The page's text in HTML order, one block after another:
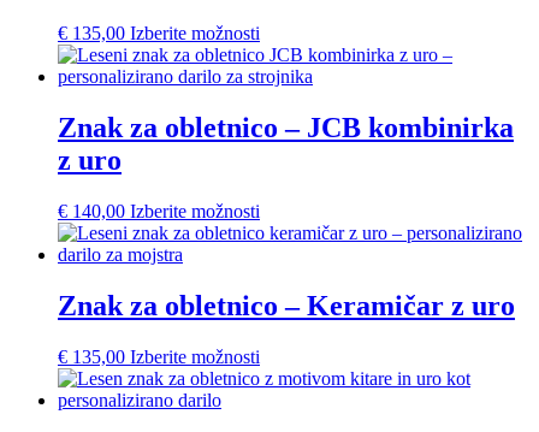
€ 135,00 Izberite možnosti
Znak za obletnico – JCB kombinirka
z uro
€ 140,00 Izberite možnosti
Znak za obletnico – Keramičar z uro
€ 135,00 Izberite možnosti